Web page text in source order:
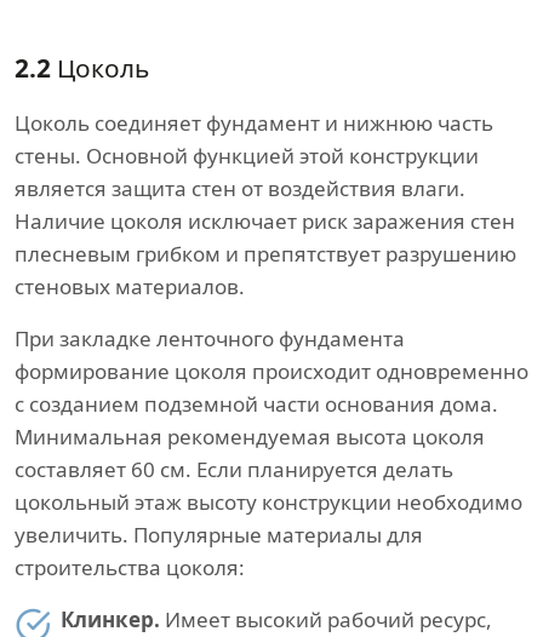
2.2 Цоколь
Цоколь соединяет фундамент и нижнюю часть
стены. Основной функцией этой конструкции
является защита стен от воздействия влаги.
Наличие цоколя исключает риск заражения стен
плесневым грибком и препятствует разрушению
стеновых материалов.
При закладке ленточного фундамента
формирование цоколя происходит одновременно
с созданием подземной части основания дома.
Минимальная рекомендуемая высота цоколя
составляет 60 см. Если планируется делать
цокольный этаж высоту конструкции необходимо
увеличить. Популярные материалы для
строительства цоколя:
Клинкер. Имеет высокий рабочий ресурс,